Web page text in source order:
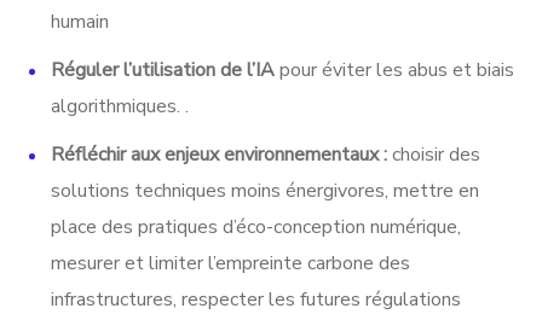
humain
Réguler l’utilisation de l’IApour éviter les abus et biais
algorithmiques. .
Réfléchir aux enjeux environnementaux :choisir des
solutions techniques moins énergivores, mettre en
place des pratiques d’éco-conception numérique,
mesurer et limiter l’empreinte carbone des
infrastructures, respecter les futures régulations